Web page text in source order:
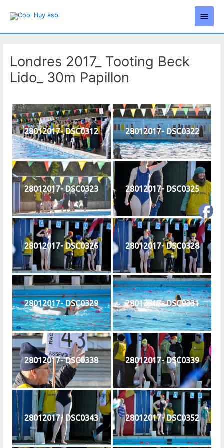
Menu
Londres 2017_ Tooting Beck
Lido_ 30m Papillon
28012017- DSC0312 28012017- DSC0322
28012017- DSC0323 28012017- DSC0325
28012017- DSC0326 28012017- DSC0328
28012017- DSC0329 28012017- DSC0331
28012017- DSC0338 28012017- DSC0339
28012017- DSC0343 28012017- DSC0352